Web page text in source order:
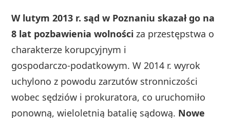
W lutym 2013 r. sąd w Poznaniu skazał go na
8 lat pozbawienia wolności za przestępstwa o
charakterze korupcyjnym i
gospodarczo‑podatkowym. W 2014 r. wyrok
uchylono z powodu zarzutów stronniczości
wobec sędziów i prokuratora, co uruchomiło
ponowną, wieloletnią batalię sądową. Nowe